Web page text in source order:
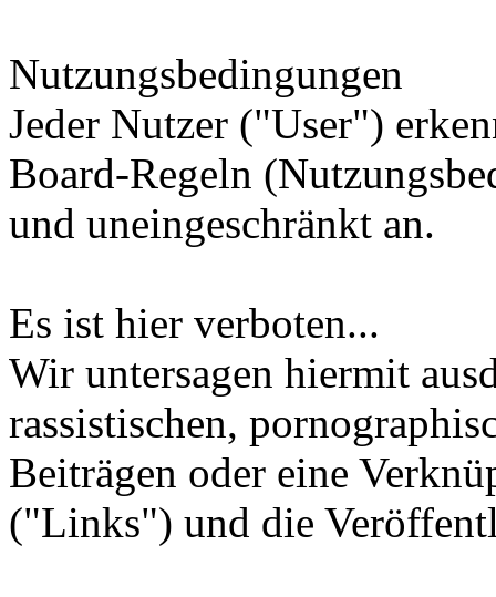
Nutzungsbedingungen
Jeder Nutzer ("User")
Board-Regeln
und uneingeschränkt an.
Es ist hier verboten...
Wir untersagen hiermit
rassistischen,
Beiträgen oder eine
("Links") und die